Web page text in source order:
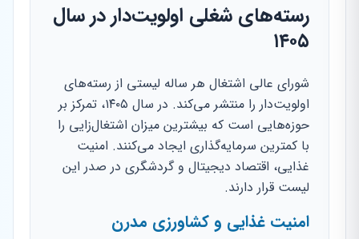
رسته‌های شغلی اولویت‌دار در سال
۱۴۰۵
شورای عالی اشتغال هر ساله لیستی از رسته‌های
اولویت‌دار را منتشر می‌کند. در سال ۱۴۰۵، تمرکز بر
حوزه‌هایی است که بیشترین میزان اشتغال‌زایی را
با کمترین سرمایه‌گذاری ایجاد می‌کنند. امنیت
غذایی، اقتصاد دیجیتال و گردشگری در صدر این
لیست قرار دارند.
امنیت غذایی و کشاورزی مدرن